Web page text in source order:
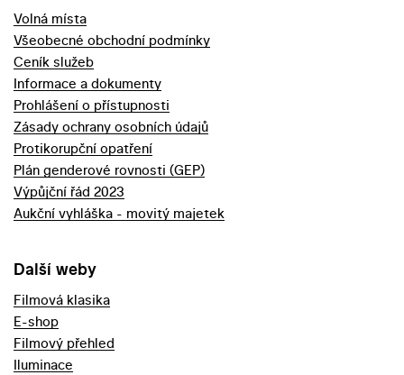
Volná místa
Všeobecné obchodní podmínky
Ceník služeb
Informace a dokumenty
Prohlášení o přístupnosti
Zásady ochrany osobních údajů
Protikorupční opatření
Plán genderové rovnosti (GEP)
Výpůjční řád 2023
Aukční vyhláška - movitý majetek
Další weby
Filmová klasika
E-shop
Filmový přehled
Iluminace